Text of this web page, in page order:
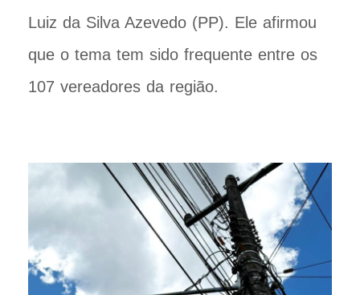
Luiz da Silva Azevedo (PP). Ele afirmou
que o tema tem sido frequente entre os
107 vereadores da região.